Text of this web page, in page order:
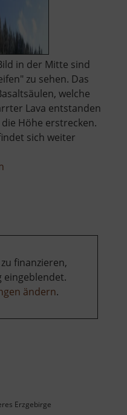
in der Mitte sind
zu sehen. Das
welche
Lava entstanden
Höhe erstrecken.
sich weiter
finanzieren,
eingeblendet.
ändern.
Erzgebirge